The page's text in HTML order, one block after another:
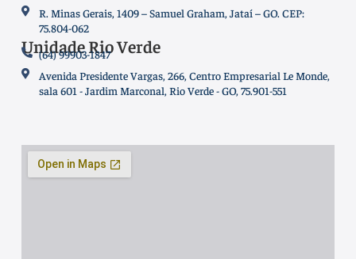
R. Minas Gerais, 1409 – Samuel Graham, Jataí – GO. CEP:
75.804-062
Unidade Rio Verde
(64) 99903-1847
Avenida Presidente Vargas, 266, Centro Empresarial Le Monde,
sala 601 - Jardim Marconal, Rio Verde - GO, 75.901-551